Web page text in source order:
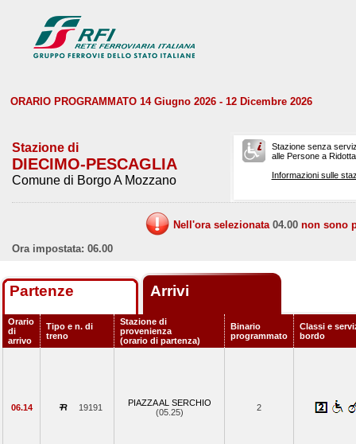
ORARIO PROGRAMMATO 14 Giugno 2026 - 12 Dicembre 2026
Stazione di
DIECIMO-PESCAGLIA
Comune di Borgo A Mozzano
Stazione senza
alle Persone a
Informazioni sulle
Nell'ora selezionata 04.00 non sono
Ora impostata: 06.00
Partenze Arrivi
Orario
di
arrivo
Tipo e n. di
treno
Stazione di
provenienza
(orario di partenza)
Binario
programmato
Classi e
bordo
06.14 19191
PIAZZA AL SERCHIO
(05.25)
2